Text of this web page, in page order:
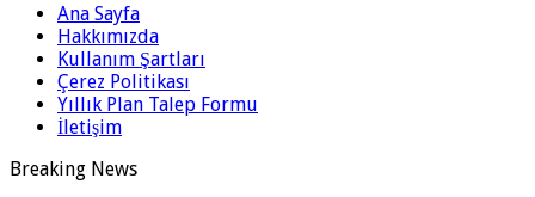
Ana Sayfa
Hakkımızda
Kullanım Şartları
Çerez Politikası
Yıllık Plan Talep Formu
İletişim
Breaking News